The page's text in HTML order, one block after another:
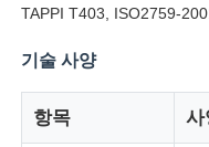
회사 소개
TAPPI T403, ISO2759-
기술 사양
항목 사